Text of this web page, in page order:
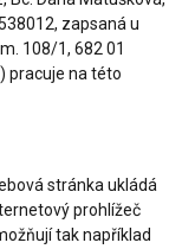
zapsaná u
108/1, 682 01
pracuje na této
stránka ukládá
prohlížeč
tak například